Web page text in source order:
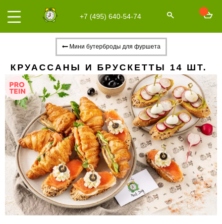
+7 (495) 640-54-74
Мини бутерброды для фуршета
КРУАССАНЫ И БРУСКЕТТЫ 14 ШТ.